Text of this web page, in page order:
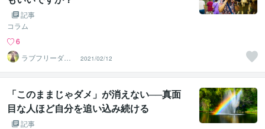
記事
コラム
6
ラブフリーダム
セッション
2021/02/12
「このままじゃダメ」が消えない──真面
目な人ほど自分を追い込み続ける
記事